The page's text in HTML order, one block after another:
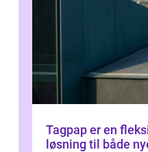
Tagpap er en
løsning til både